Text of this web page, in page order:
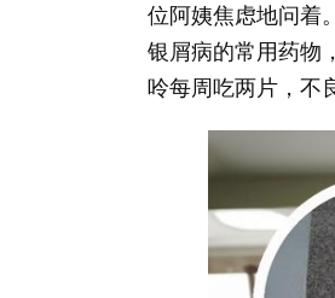
位阿姨焦虑地问着
银屑病的常用药物
呤每周吃两片，不